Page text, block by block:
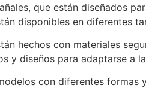
que están diseñados
disponibles en diferentes
hechos con materiales
y diseños para adaptarse a
con diferentes